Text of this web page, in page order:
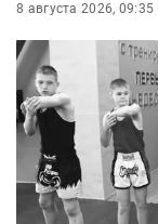
8 августа 2026, 09:35